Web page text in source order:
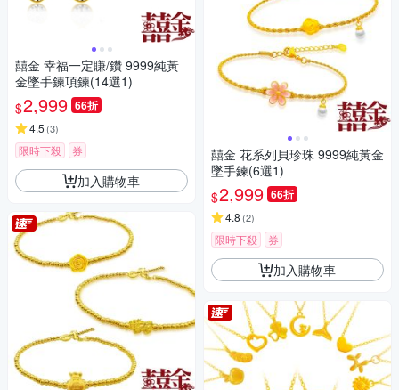
囍金 幸福一定賺/鑽 9999純黃
金墜手鍊項鍊(14選1)
$2,999 66折
4.5 (3)
限時下殺 券
加入購物車
囍金 花系列貝珍珠 9999純黃金
墜手鍊(6選1)
$2,999 66折
4.8 (2)
限時下殺 券
加入購物車